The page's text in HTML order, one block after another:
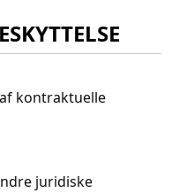
kontraktuelle
juridiske